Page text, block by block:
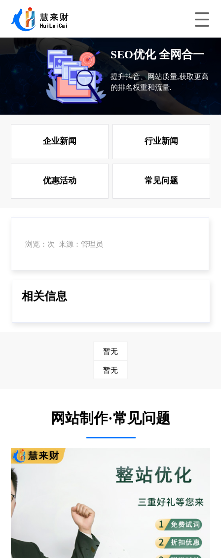
SEO优化 全网合一
提升抖音、网站质量,获取更高
的排名权重和流量.
企业新闻 行业新闻
优惠活动 常见问题
浏览：次 来源：管理员
相关信息
暂无
暂无
网站制作·常见问题